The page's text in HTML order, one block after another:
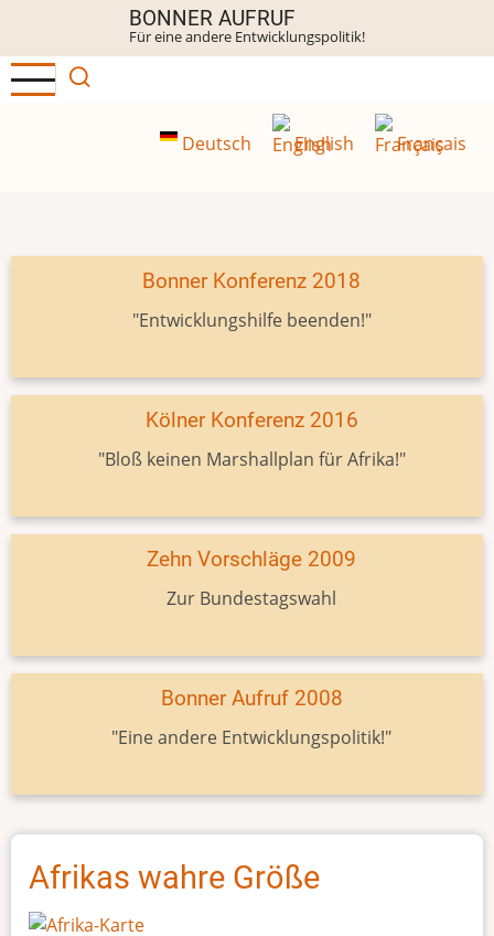
Inhalt
BONNER AUFRUF
Für eine andere Entwicklungspolitik!
Deutsch English Français
Bonner Konferenz 2018
"Entwicklungshilfe beenden!"
Kölner Konferenz 2016
"Bloß keinen Marshallplan für Afrika!"
Zehn Vorschläge 2009
Zur Bundestagswahl
Bonner Aufruf 2008
"Eine andere Entwicklungspolitik!"
Afrikas wahre Größe